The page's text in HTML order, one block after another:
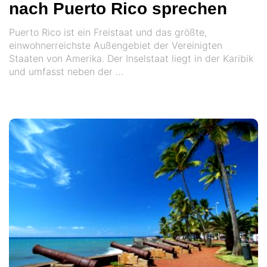
nach Puerto Rico sprechen
Puerto Rico ist ein Freistaat und das größte,
einwohnerreichste Außengebiet der Vereinigten
Staaten von Amerika. Der Inselstaat liegt in der Karibik
und umfasst neben der …